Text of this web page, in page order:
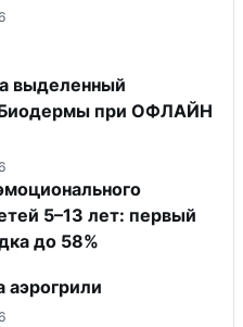
выделенный
Биодермы при ОФЛАЙН
5–13 лет: первый
до 58%
аэрогрили